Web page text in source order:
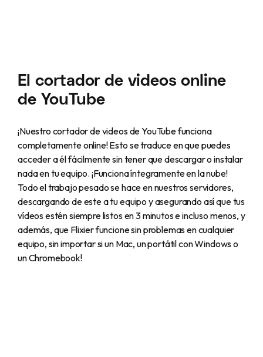
El cortador de videos online
de YouTube
¡Nuestro cortador de videos de YouTube funciona
completamente online! Esto se traduce en que puedes
acceder a él fácilmente sin tener que descargar o instalar
nada en tu equipo. ¡Funciona íntegramente en la nube!
Todo el trabajo pesado se hace en nuestros servidores,
descargando de este a tu equipo y asegurando así que tus
vídeos estén siempre listos en 3 minutos e incluso menos, y
además, que Flixier funcione sin problemas en cualquier
equipo, sin importar si un Mac, un portátil con Windows o
un Chromebook!